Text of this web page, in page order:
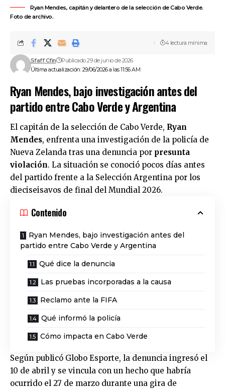
Ryan Mendes, capitán y delantero de la selección de Cabo Verde.
Foto de archivo.
Última actualización: 29/06/2026 a las 11:56 AM
Sfaff Cfin Publicado 29 de junio de 2026
4 lectura mínima
Ryan Mendes, bajo investigación antes del
partido entre Cabo Verde y Argentina
El capitán de la selección de Cabo Verde, Ryan
Mendes, enfrenta una investigación de la policía de
Nueva Zelanda tras una denuncia por presunta
violación. La situación se conoció pocos días antes
del partido frente a la Selección Argentina por los
dieciseisavos de final del Mundial 2026.
Contenido
Ryan Mendes, bajo investigación antes del
partido entre Cabo Verde y Argentina
Qué dice la denuncia
Las pruebas incorporadas a la causa
Reclamo ante la FIFA
Qué informó la policía
Cómo impacta en Cabo Verde
Según publicó Globo Esporte, la denuncia ingresó el
10 de abril y se vincula con un hecho que habría
ocurrido el 27 de marzo durante una gira de